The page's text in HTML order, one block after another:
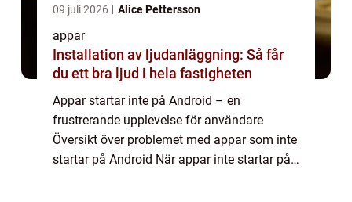
09 juli 2026 Alice Pettersson
appar
Installation av ljudanläggning: Så får
du ett bra ljud i hela fastigheten
Appar startar inte på Android – en
frustrerande upplevelse för användare
Översikt över problemet med appar som inte
startar på Android När appar inte startar på